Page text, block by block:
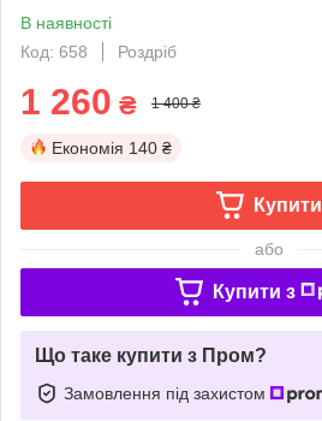
В наявності
Код: 658
Роздріб
1 260 ₴ 1 400 ₴
Економія 140 ₴
Купити
або
Купити з
Що таке купити з Пром?
Замовлення під захистом